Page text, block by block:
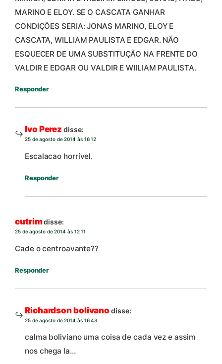
MARINO E ELOY. SE O CASCATA GANHAR
CONDIÇÕES SERIA: JONAS MARINO, ELOY E
CASCATA, WILLIAM PAULISTA E EDGAR. NÃO
ESQUECER DE UMA SUBSTITUÇÃO NA FRENTE DO
VALDIR E EDGAR OU VALDIR E WIILIAM PAULISTA.
Responder
Ivo Perez disse:
25 de agosto de 2014 às 16:12
Escalacao horrível.
Responder
cutrimdisse:
25 de agosto de 2014 às 12:11
Cade o centroavante??
Responder
Richardson bolivano disse:
25 de agosto de 2014 às 16:43
calma boliviano uma coisa de cada vez e assim
nos chega la…